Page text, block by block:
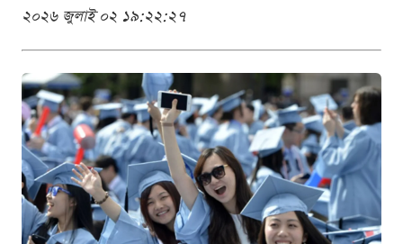
২০২৬ জুলাই ০২ ১৯:২২:২৭